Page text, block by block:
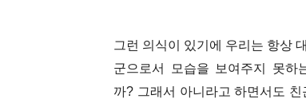
그런 의식이 있기에 우리는 항상
군으로서 모습을 보여주지 못하
까? 그래서 아니라고 하면서도